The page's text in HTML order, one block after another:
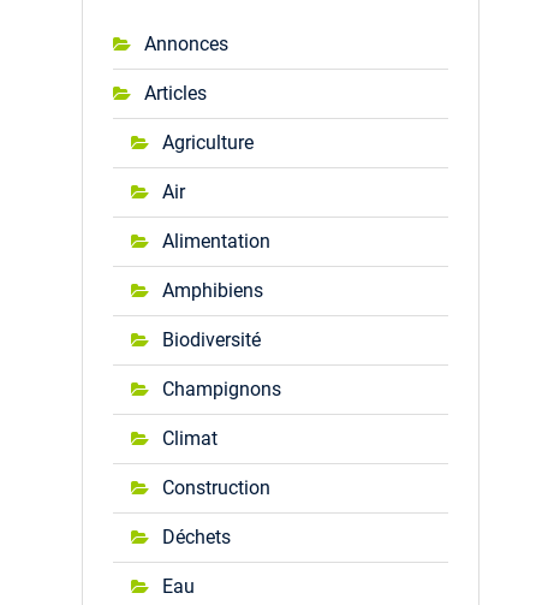
Annonces
Articles
Agriculture
Air
Alimentation
Amphibiens
Biodiversité
Champignons
Climat
Construction
Déchets
Eau